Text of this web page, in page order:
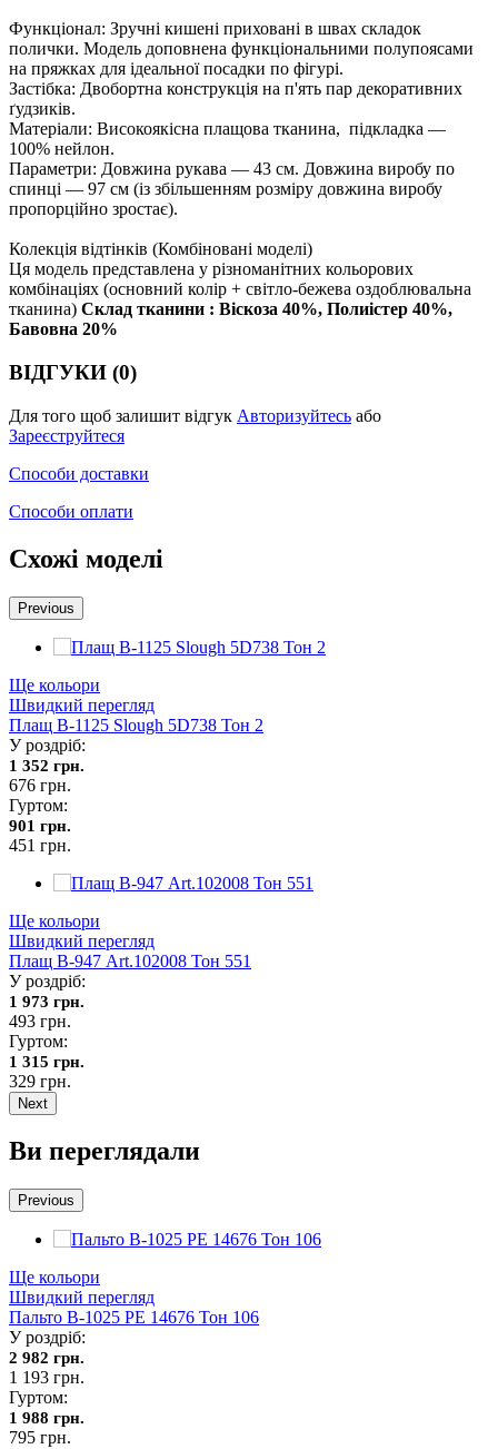
Функціонал: Зручні кишені приховані в швах складок
полички. Модель доповнена функціональними полупоясами
на пряжках для ідеальної посадки по фігурі.
Застібка: Двобортна конструкція на п'ять пар декоративних
ґудзиків.
Матеріали: Високоякісна плащова тканина, підкладка —
100% нейлон.
Параметри: Довжина рукава — 43 см. Довжина виробу по
спинці — 97 см (із збільшенням розміру довжина виробу
пропорційно зростає).
Колекція відтінків (Комбіновані моделі)
Ця модель представлена у різноманітних кольорових
комбінаціях (основний колір + світло-бежева оздоблювальна
тканина) Склад тканини : Віскоза 40%, Полиістер 40%,
Бавовна 20%
ВІДГУКИ (0)
Для того щоб залишит відгук Авторизуйтесь або
Зареєструйтеся
Способи доставки
Способи оплати
Схожі моделі
Previous
Ще кольори
Швидкий перегляд
Плащ В-1125 Slough 5D738 Тон 2
У роздріб:
1 352 грн.
676 грн.
Гуртом:
901 грн.
451 грн.
Ще кольори
Швидкий перегляд
Плащ В-947 Art.102008 Тон 551
У роздріб:
1 973 грн.
493 грн.
Гуртом:
1 315 грн.
329 грн.
Next
Ви переглядали
Previous
Ще кольори
Швидкий перегляд
Пальто В-1025 PE 14676 Тон 106
У роздріб:
2 982 грн.
1 193 грн.
Гуртом:
1 988 грн.
795 грн.